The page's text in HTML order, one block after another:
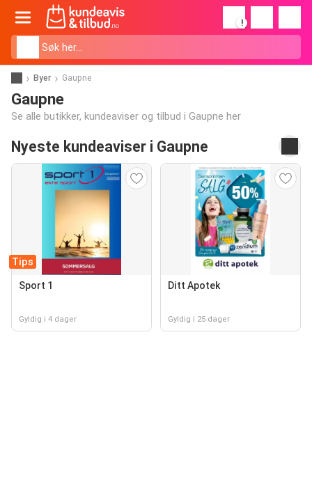
!
Byer Gaupne
Gaupne
Se alle butikker, kundeaviser og tilbud i Gaupne her
Nyeste kundeaviser i Gaupne
Tips
Sport 1
Gyldig i 4 dager
Ditt Apotek
Gyldig i 25 dager